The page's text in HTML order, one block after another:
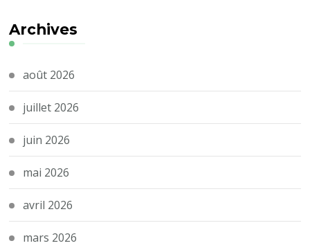
Archives
août 2026
juillet 2026
juin 2026
mai 2026
avril 2026
mars 2026